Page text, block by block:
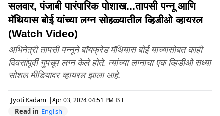
सलवार, पंजाबी पारंपारिक पोशाख...तापसी पन्नू आणि
मॅथियास बोई यांच्या लग्न सोहळ्यातील व्हिडीओ व्हायरल
(Watch Video)
अभिनेत्री तापसी पन्नूने बॉयफ्रेंड मॅथियास बोई याच्यासोबत काही
दिवसांपूर्वी गुपचूप लग्न केले होते. त्यांच्या लग्नाचा एक व्हिडीओ सध्या
सोशल मीडियावर व्हायरल झाला आहे.
Jyoti Kadam |Apr 03, 2024 04:51 PM IST
Read in English